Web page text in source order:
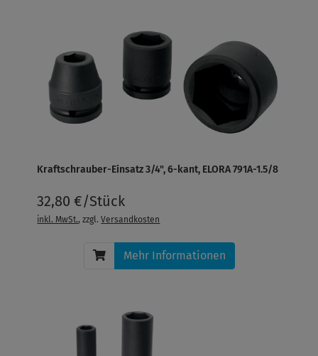
Kraftschrauber-Einsatz 3/4", 6-kant, ELORA 791A-1.5/8
32,80 €/Stück
inkl. MwSt., zzgl.Versandkosten
Mehr Informationen